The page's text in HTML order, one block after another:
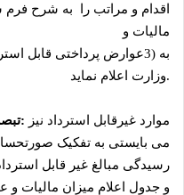
مالیات و
عوارض پرداختی قابل3) به
وزارت اعلام نماید.
: موارد غیرقابل استرداد نیز
می ‌بایستی به تفکیک
رسیدگی مبالغ غیر قابل
و جدول اعلام میزان مالیات و